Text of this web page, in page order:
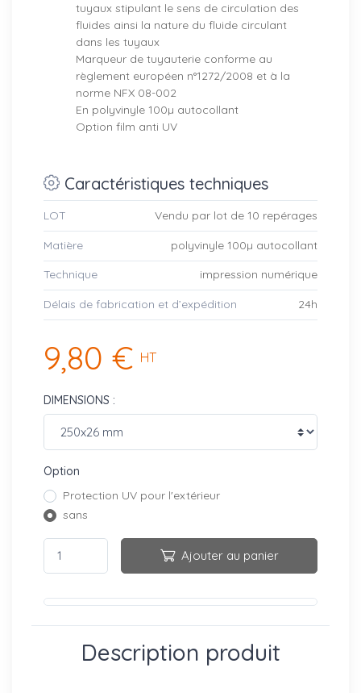
tuyaux stipulant le sens de circulation des
fluides ainsi la nature du fluide circulant
dans les tuyaux
Marqueur de tuyauterie conforme au
règlement européen n°1272/2008 et à la
norme NFX 08-002
En polyvinyle 100µ autocollant
Option film anti UV
Caractéristiques techniques
LOT Vendu par lot de 10 repérages
Matière polyvinyle 100µ autocollant
Technique impression numérique
Délais de fabrication et d’expédition 24h
9,80 € HT
DIMENSIONS :
Option
Protection UV pour l'extérieur
sans
Ajouter au panier
Description produit